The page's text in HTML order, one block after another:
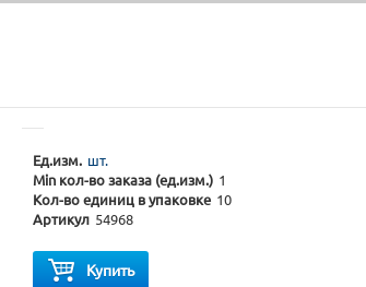
Ед.изм. шт.
Min кол-во заказа (ед.изм.) 1
Кол-во единиц в упаковке 10
Артикул 54968
Купить